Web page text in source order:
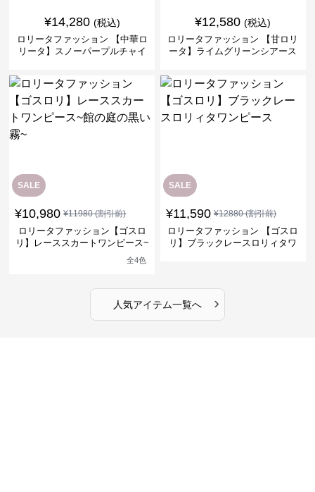
¥14,280 (税込)
ロリータファッション 【中華ロ
リータ】スノーパープルチャイ
¥12,580 (税込)
ロリータファッション 【甘ロリ
ータ】ライムグリーンシアース
SALE
¥10,980 ¥11980(割引前)
ロリータファッション【ゴスロ
リ】レーススカートワンピース~
全4色
SALE
¥11,590 ¥12880(割引前)
ロリータファッション 【ゴスロ
リ】ブラックレースロリィタワ
人気アイテム一覧へ ›